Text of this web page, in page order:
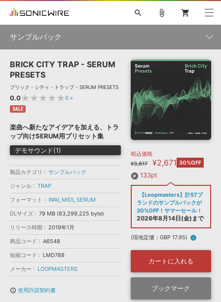
ソフト音源 »
プラグイン・エフェクト »
サンプルパック »
ソフトウェア／ツール »
DAW »
効果音 »
BGM »
キャンペーン »
特集 »
ニュースレター »
SONICWIREブログ »
製品サポート情報 »
DTMガイド »
FAQ »
お問い合わせ »
音楽カード
楽曲配信流通 サービス
無償のサウンド管理ソフト
次世代型 ボーカル・エディタ
APS
search
初音ミク NT 鏡音リン・レン V4X 巡音ルカ V4X
MEIKO V3
KAITO V3
VIENNA
EZ DRUMMER 3 SERUM
ライセンスフリーBGM
ボーカル抜き出し
DUBSTEP
MUTANT
SONOCA
ソフト音源 プラグイン・エフェクト
ソフトウェア／ツール 効果音
attach_file shopping_cart
サンプルパック
製品一覧
ジャンル
フォーマット
ランキング
BRICK CITY TRAP - SERUM
PRESETS
ブリック・シティ・トラップ - SERUM PRESETS
0.0★★★★★0 »
SALE
楽曲へ新たなアイデアを加える、トラ
ップ向けSERUM用プリセット集
デモサウンド(1)
製品カテゴリ
サンプルパック
ジャンル
TRAP
フォーマット
WAV, MIDI, SERUM
DLサイズ
79 MB (83,299,225 byte)
リリース時期
2019年1月
商品コード
A6548
短縮コード
LMD788
メーカー
LOOPMASTERS
info_outline 使用許諾契約書
税込価格
¥3,817
¥2,671 30%OFF
133pt
【Loopmasters】計57ブ
ランドのサンプルパックが
30%OFF！サマーセール！
2026年8月14日(金)まで
(現地定価：GBP 17.95) info
カートに入れる
ブックマーク